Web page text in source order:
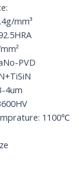
mm³
PVD
4um
1100℃